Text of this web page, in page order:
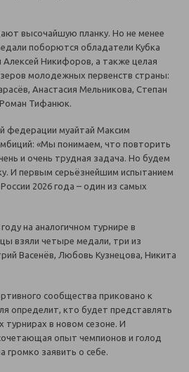
высочайшую планку. Но не менее
поборются обладатели Кубка
Никифоров, а также целая
молодежных первенств страны:
Анастасия Мельникова, Степан
Тифанюк.
федерации муайтай Максим
«Мы понимаем, что повторить
и очень трудная задача. Но будем
И первым серьёзнейшим испытанием
2026 года – один из самых
на аналогичном турнире в
взяли четыре медали, три из
Васенёв, Любовь Кузнецова, Никита
сообщества приковано к
определит, кто будет представлять
в новом сезоне. И
опыт чемпионов и голод
громко заявить о себе.